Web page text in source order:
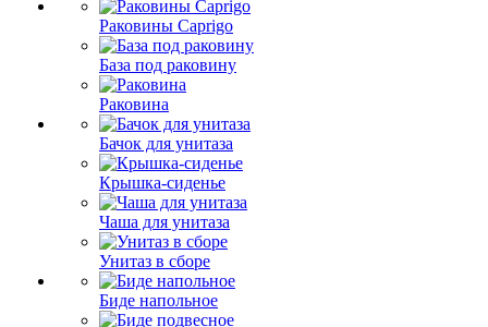
Раковины Caprigo
База под раковину
Раковина
Бачок для унитаза
Крышка-сиденье
Чаша для унитаза
Унитаз в сборе
Биде напольное